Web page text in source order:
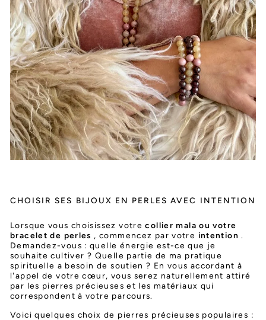
CHOISIR SES BIJOUX EN PERLES AVEC INTENTION
Lorsque vous choisissez votrecollier mala ou votre
bracelet de perles , commencez par votre intention .
Demandez-vous : quelle énergie est-ce que je
souhaite cultiver ? Quelle partie de ma pratique
spirituelle a besoin de soutien ? En vous accordant à
l'appel de votre cœur, vous serez naturellement attiré
par les pierres précieuses et les matériaux qui
correspondent à votre parcours.
Voici quelques choix de pierres précieuses populaires :